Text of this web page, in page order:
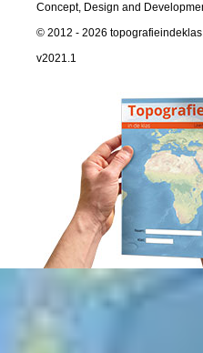
Concept, Design and
© 2012 - 2026
v2021.1